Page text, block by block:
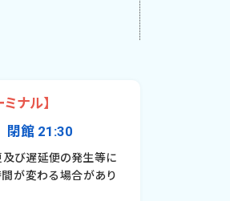
ナル】
館 21:30
及び遅延便の発生等に
が変わる場合があり